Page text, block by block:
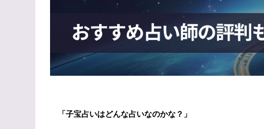
「子宝占いはどんな占いなのかな？」